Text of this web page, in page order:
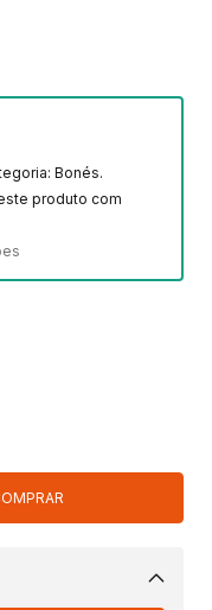
Bonés.
produto com